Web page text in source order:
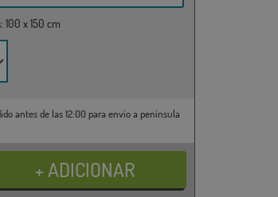
100 x 150 cm
antes de las 12:00 para envío a península